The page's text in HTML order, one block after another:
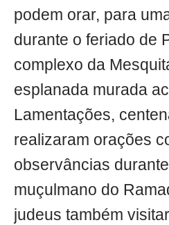
podem orar, para
durante o feriado de
complexo da
esplanada murada
Lamentações,
realizaram orações
observâncias
muçulmano do
judeus também